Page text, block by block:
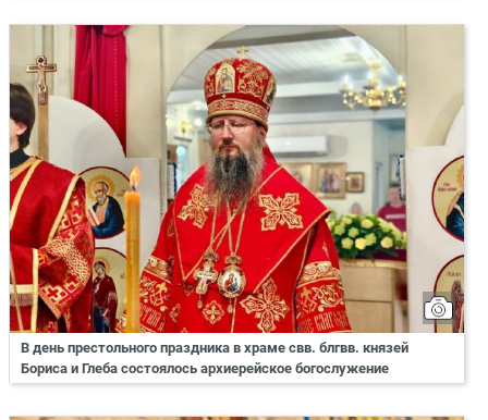
В день престольного праздника в храме свв. блгвв. князей
Бориса и Глеба состоялось архиерейское богослужение